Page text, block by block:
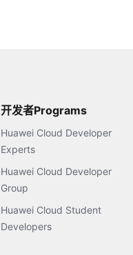
开发者Programs
Huawei Cloud Developer
Experts
Huawei Cloud Developer
Group
Huawei Cloud Student
Developers